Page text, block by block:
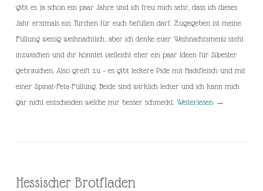
gibt es ja schon ein paar Jahre und ich freu mich sehr, dass ich dieses
Jahr erstmals ein Türchen für euch befüllen darf. Zugegeben ist meine
Füllung wenig weihnachtlich, aber ich denke euer Weihnachtsmenü steht
inzwischen und ihr könntet vielleicht eher ein paar Ideen für Silvester
gebrauchen. Also greift zu – es gibt leckere Pide mit Hackfleisch und mit
einer Spinat-Feta-Füllung. Beide sind wirklich lecker und ich kann mich
gar nicht entscheiden welche mir besser schmeckt. Weiterlesen →
Hessischer Brotfladen